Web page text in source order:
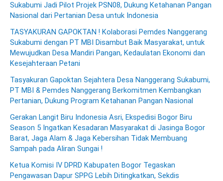
Sukabumi Jadi Pilot Projek PSN08, Dukung Ketahanan Pangan
Nasional dari Pertanian Desa untuk Indonesia
TASYAKURAN GAPOKTAN ! Kolaborasi Pemdes Nanggerang
Sukabumi dengan PT MBI Disambut Baik Masyarakat, untuk
Mewujudkan Desa Mandiri Pangan, Kedaulatan Ekonomi dan
Kesejahteraan Petani
Tasyakuran Gapoktan Sejahtera Desa Nanggerang Sukabumi,
PT MBI & Pemdes Nanggerang Berkomitmen Kembangkan
Pertanian, Dukung Program Ketahanan Pangan Nasional
Gerakan Langit Biru Indonesia Asri, Ekspedisi Bogor Biru
Season 5 Ingatkan Kesadaran Masyarakat di Jasinga Bogor
Barat, Jaga Alam & Jaga Kebersihan Tidak Membuang
Sampah pada Aliran Sungai !
Ketua Komisi IV DPRD Kabupaten Bogor Tegaskan
Pengawasan Dapur SPPG Lebih Ditingkatkan, Sekdis